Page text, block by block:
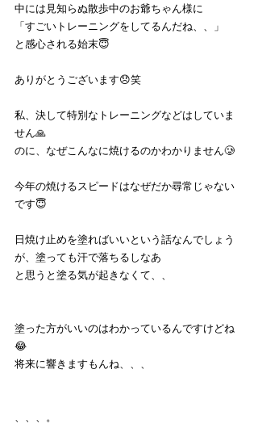
中には見知らぬ散歩中のお爺ちゃん様に
「すごいトレーニングをしてるんだね、、」
と感心される始末😇
ありがとうございます😞笑
私、決して特別なトレーニングなどはしていま
せん🙏
のに、なぜこんなに焼けるのかわかりません🥲
今年の焼けるスピードはなぜだか尋常じゃない
です😇
日焼け止めを塗ればいいという話なんでしょう
が、塗っても汗で落ちるしなあ
と思うと塗る気が起きなくて、、
塗った方がいいのはわかっているんですけどね
😂
将来に響きますもんね、、、
、、、。